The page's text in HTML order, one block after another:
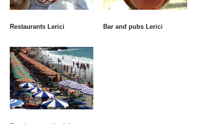
Restaurants Lerici Bar and pubs Lerici